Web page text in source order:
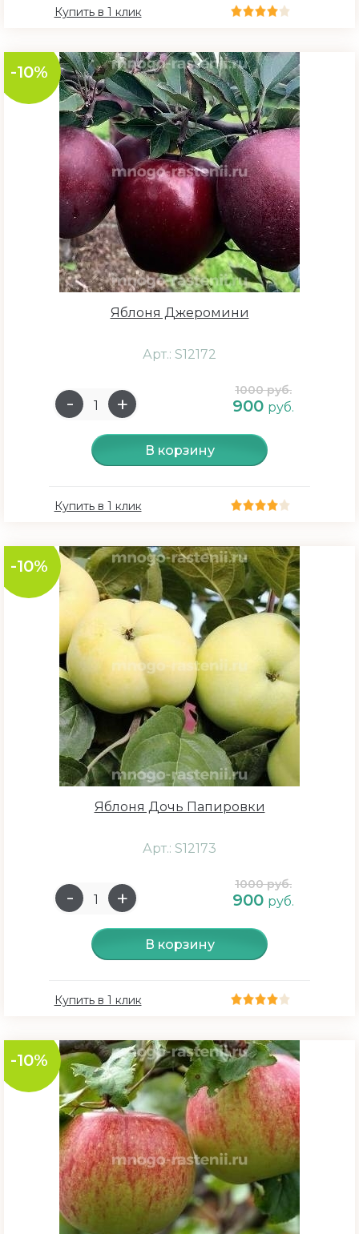
Купить в 1 клик
-10%
Яблоня Джеромини
Арт.: S12172
1000 руб.
900 руб.
В корзину
Купить в 1 клик
-10%
Яблоня Дочь Папировки
Арт.: S12173
1000 руб.
900 руб.
В корзину
Купить в 1 клик
-10%